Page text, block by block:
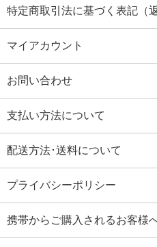
特定商取引法に基づく表記（
マイアカウント
お問い合わせ
支払い方法について
配送方法･送料について
プライバシーポリシー
携帯からご購入されるお客様